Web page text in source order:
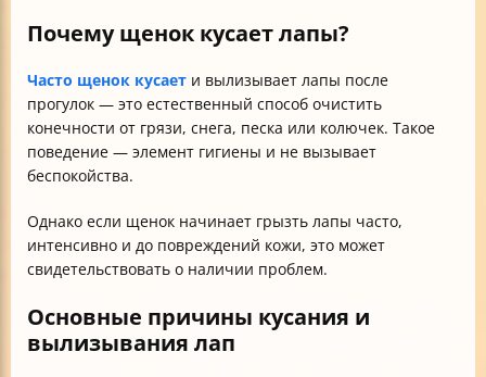
Почему щенок кусает лапы?
Часто щенок кусает и вылизывает лапы после
прогулок — это естественный способ очистить
конечности от грязи, снега, песка или колючек. Такое
поведение — элемент гигиены и не вызывает
беспокойства.
Однако если щенок начинает грызть лапы часто,
интенсивно и до повреждений кожи, это может
свидетельствовать о наличии проблем.
Основные причины кусания и
вылизывания лап